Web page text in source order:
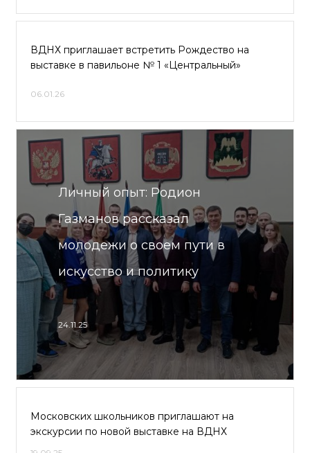
ВДНХ приглашает встретить Рождество на
выставке в павильоне № 1 «Центральный»
06.01.26
Личный опыт: Родион
Газманов рассказал
молодежи о своем пути в
искусство и политику
24.11.25
Московских школьников приглашают на
экскурсии по новой выставке на ВДНХ